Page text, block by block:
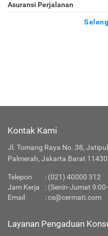
Asuransi Perjalanan
Kontak Kami
Jl. Tomang Raya No. 38,
Palmerah, Jakarta Barat 11430
Telepon : (021) 40000 312
Jam Kerja
: (Senin-Jumat
Email
:cs@cermati.com
Layanan Pengaduan